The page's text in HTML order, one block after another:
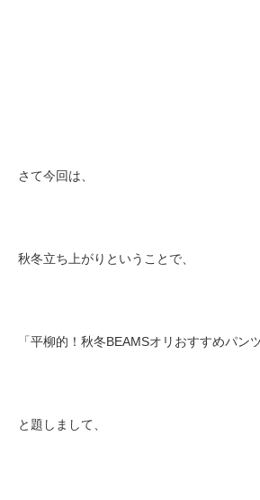
さて今回は、
秋冬立ち上がりということで、
「平柳的！秋冬BEAMSオリおすすめパンツ
と題しまして、